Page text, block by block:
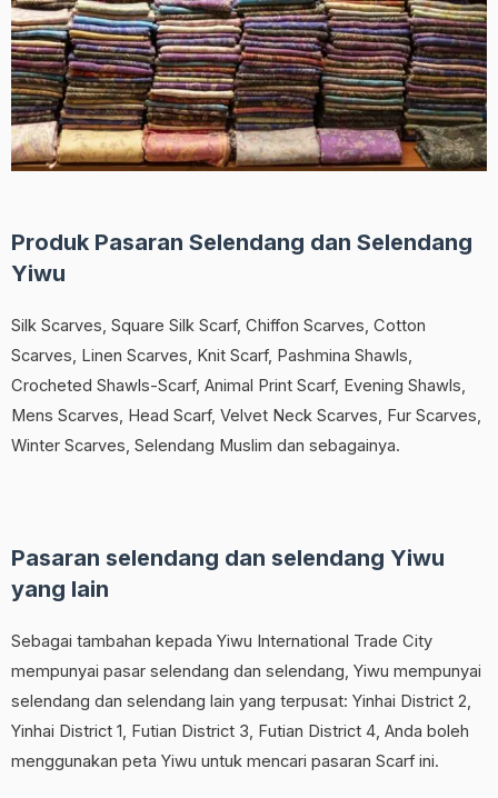
Produk Pasaran Selendang dan Selendang
Yiwu
Silk Scarves, Square Silk Scarf, Chiffon Scarves, Cotton
Scarves, Linen Scarves, Knit Scarf, Pashmina Shawls,
Crocheted Shawls-Scarf, Animal Print Scarf, Evening Shawls,
Mens Scarves, Head Scarf, Velvet Neck Scarves, Fur Scarves,
Winter Scarves, Selendang Muslim dan sebagainya.
Pasaran selendang dan selendang Yiwu
yang lain
Sebagai tambahan kepada Yiwu International Trade City
mempunyai pasar selendang dan selendang, Yiwu mempunyai
selendang dan selendang lain yang terpusat: Yinhai District 2,
Yinhai District 1, Futian District 3, Futian District 4, Anda boleh
menggunakan peta Yiwu untuk mencari pasaran Scarf ini.